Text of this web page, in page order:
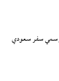
رسمي سفر سعودي